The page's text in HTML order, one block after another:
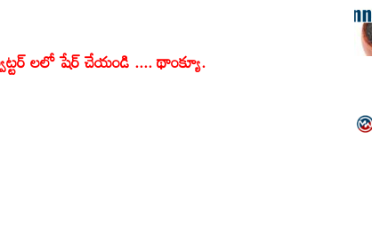
లలో షేర్ చేయండి .... థాంక్యూ.